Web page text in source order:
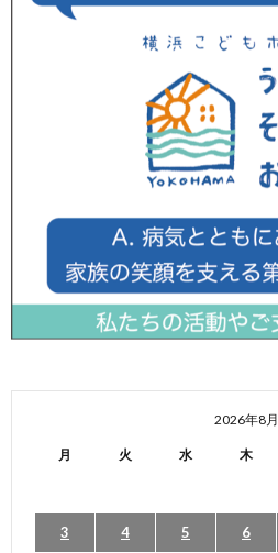
2026年8月
月 火 水 木
3 4 5 6